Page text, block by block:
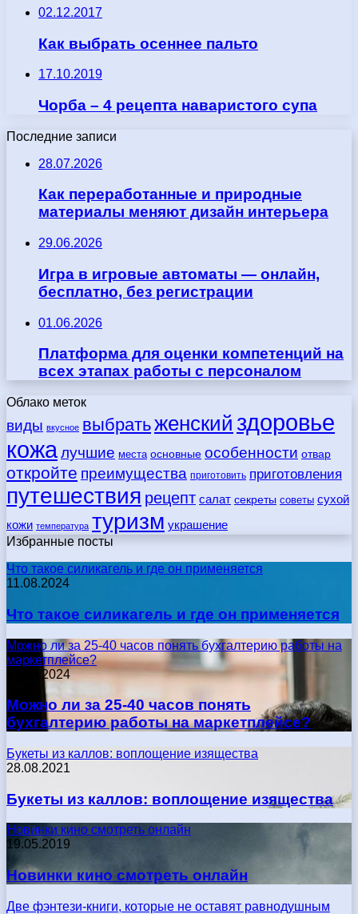
02.12.2017
Как выбрать осеннее пальто
17.10.2019
Чорба – 4 рецепта наваристого супа
Последние записи
28.07.2026
Как переработанные и природные
материалы меняют дизайн интерьера
29.06.2026
Игра в игровые автоматы — онлайн,
бесплатно, без регистрации
01.06.2026
Платформа для оценки компетенций на
всех этапах работы с персоналом
Облако меток
виды вкусное выбратьженский здоровье
кожалучшие места основные особенности отвар
откройте преимущества приготовить приготовления
путешествия рецепт салат секреты советы сухой
кожи температура туризм украшение
Избранные посты
Что такое силикагель и где он применяется
11.08.2024
Что такое силикагель и где он применяется
Можно ли за 25-40 часов понять бухгалтерию работы на
маркетплейсе?
17.05.2024
Можно ли за 25-40 часов понять
бухгалтерию работы на маркетплейсе?
Букеты из каллов: воплощение изящества
28.08.2021
Букеты из каллов: воплощение изящества
Новинки кино смотреть онлайн
19.05.2019
Новинки кино смотреть онлайн
Две фэнтези-книги, которые не оставят равнодушным